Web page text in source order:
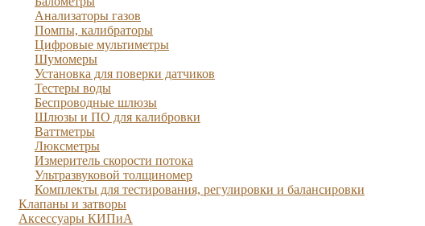
Анализаторы газов
Помпы, калибраторы
Цифровые мультиметры
Шумомеры
Установка для поверки датчиков
Тестеры воды
Беспроводные шлюзы
Шлюзы и ПО для калибровки
Ваттметры
Люксметры
Измеритель скорости потока
Ультразвуковой толщиномер
Комплекты для тестирования, регулировки и балансировки
Клапаны и затворы
Аксессуары КИПиА